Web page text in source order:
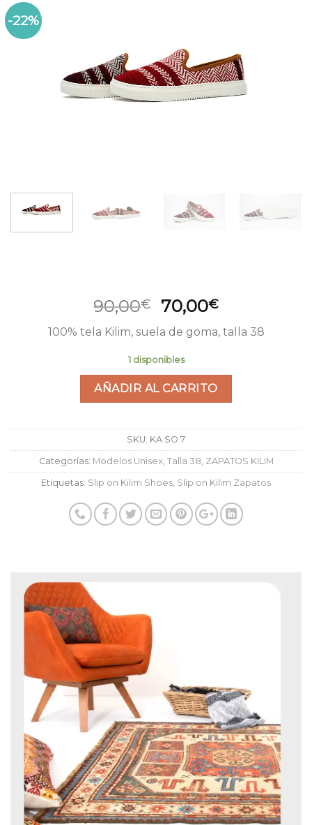
-22%
90,00€
El
precio
original
era:
90,00€.
70,00€El
precio
actual
70,00€.
100% tela Kilim, suela de goma, talla 38
1 disponibles
AÑADIR AL CARRITO
SKU: KA SO 7
Categorías: Modelos Unisex Talla 38 ZAPATOS KILIM
Etiquetas: Slip on Kilim Shoes Slip on Kilim Zapatos